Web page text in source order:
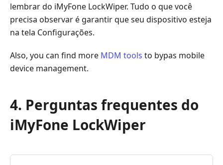
lembrar do iMyFone LockWiper. Tudo o que você
precisa observar é garantir que seu dispositivo esteja
na tela Configurações.
Also, you can find more MDM tools to bypas mobile
device management.
4. Perguntas frequentes do
iMyFone LockWiper